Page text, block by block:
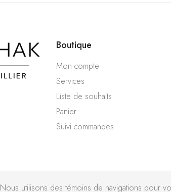
Boutique
Mon compte
Services
Liste de souhaits
Panier
Suivi commandes
Nous utilisons des témoins de navigations pour